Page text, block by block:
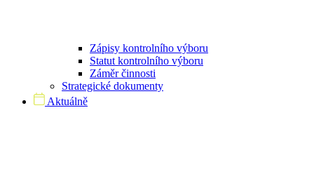
Zápisy kontrolního výboru
Statut kontrolního výboru
Záměr činnosti
Strategické dokumenty
Aktuálně